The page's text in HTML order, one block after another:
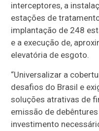
interceptores, a
estações de
implantação de 248
e a execução de,
elevatória de esgoto.
“Universalizar a
desafios do Brasil e
soluções atrativas de
emissão de
investimento